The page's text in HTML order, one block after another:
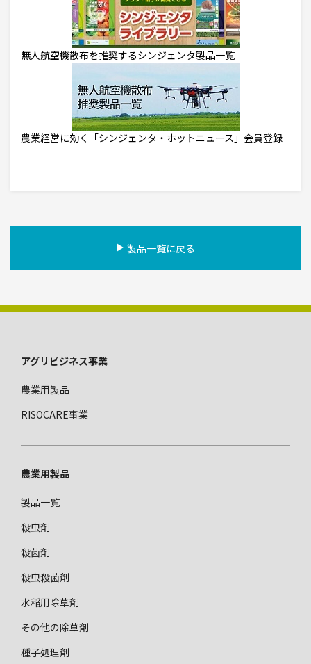
無人航空機散布を推奨するシンジェンタ製品一覧
農業経営に効く「シンジェンタ・ホットニュース」会員登録
製品一覧に戻る
フ
タ
メ
ュ
アグリビジネス事業
農業用製品
RISOCARE事業
農業用製品
製品⼀覧
殺虫剤
殺菌剤
殺⾍殺菌剤
水稲用除草剤
その他の除草剤
種⼦処理剤